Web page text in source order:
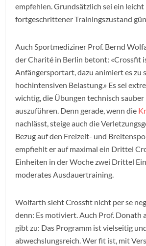
empfehlen. Grundsätzlich sei ein leicht
fortgeschrittener Trainingszustand
Auch Sportmediziner Prof. Bernd
der Charité in Berlin betont: «Crossfit
Anfängersportart, dazu animiert es zu
hochintensiven Belastung.» Es sei
wichtig, die Übungen technisch sauber
auszuführen. Denn gerade, wenn die
nachlässt, steige auch die
Bezug auf den Freizeit- und
empfiehlt er auf maximal ein Drittel
Einheiten in der Woche zwei Drittel
moderates Ausdauertraining.
Wolfarth sieht Crossfit nicht per se
denn: Es motiviert. Auch Prof. Donath
gibt zu: Das Programm ist vielseitig
abwechslungsreich. Wer fit ist, mit